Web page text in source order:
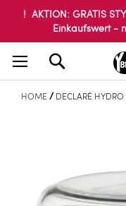
! AKTION: GRATIS
Einkaufswert -
HOME DECLARÉ